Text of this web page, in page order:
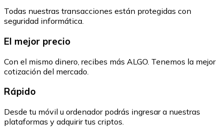
Todas nuestras transacciones están protegidas con
seguridad informática.
El mejor precio
Con el mismo dinero, recibes más ALGO. Tenemos la mejor
cotización del mercado.
Rápido
Desde tu móvil u ordenador podrás ingresar a nuestras
plataformas y adquirir tus criptos.